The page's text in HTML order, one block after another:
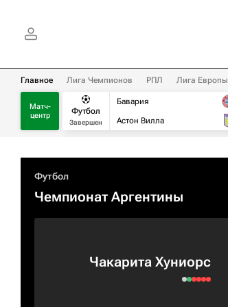
Главное Лига Чемпионов РПЛ Лига Европы
Матч-
центр
Футбол
Завершен
Бавария
Астон Вилла
Футбол
Чемпионат Аргентины
Чакарита Хуниорс